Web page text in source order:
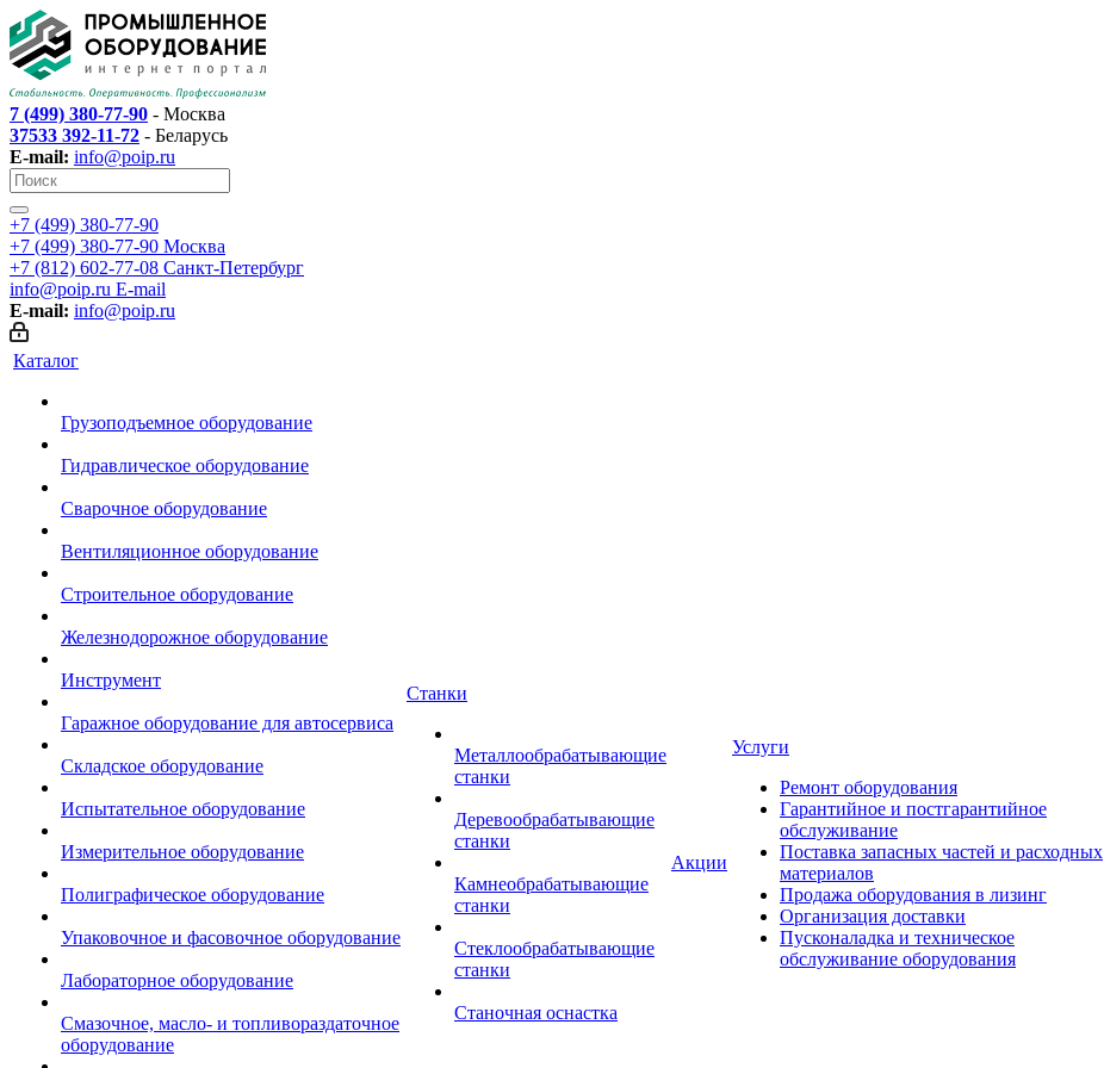
7 (499) 380-77-90 - Москва
37533 392-11-72 - Беларусь
E-mail: info@poip.ru
+7 (499) 380-77-90
+7 (499) 380-77-90 Москва
+7 (812) 602-77-08 Санкт-Петербург
info@poip.ru E-mail
E-mail: info@poip.ru
Каталог
Грузоподъемное оборудование
Гидравлическое оборудование
Сварочное оборудование
Вентиляционное оборудование
Строительное оборудование
Железнодорожное оборудование
Инструмент
Гаражное оборудование для автосервиса
Складское оборудование
Испытательное оборудование
Измерительное оборудование
Полиграфическое оборудование
Упаковочное и фасовочное оборудование
Лабораторное оборудование
Смазочное, масло- и топливораздаточное
оборудование
Станки
Металлообрабатывающие
станки
Деревообрабатывающие
станки
Камнеобрабатывающие
станки
Стеклообрабатывающие
станки
Станочная оснастка
Акции
Услуги
Ремонт оборудования
Гарантийное и постгарантийное
обслуживание
Поставка запасных частей и расходных
материалов
Продажа оборудования в лизинг
Организация доставки
Пусконаладка и техническое
обслуживание оборудования